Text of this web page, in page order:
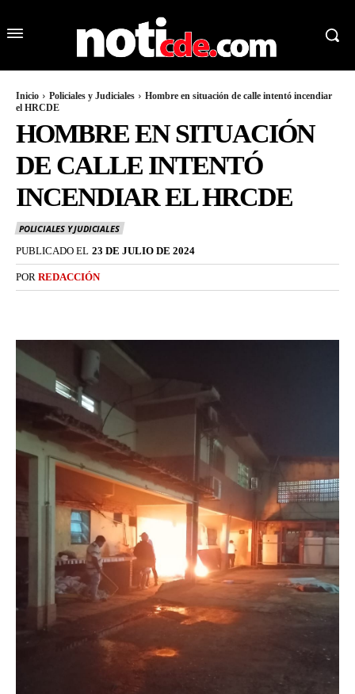
Inicio Policiales y Judiciales
Hombre en situación de calle intentó incendiar
el HRCDE
HOMBRE EN SITUACIÓN
DE CALLE INTENTÓ
INCENDIAR EL HRCDE
POLICIALES Y JUDICIALES
PUBLICADO EL 23 DE JULIO DE 2024
POR REDACCIÓN